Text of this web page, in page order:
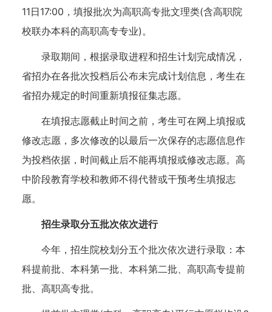
11日17:00，填报批次为高职高专批文理类(含高职院
校联办本科的高职高专专业)。
录取期间，根据录取进程和招生计划完成情况，
省招办在各批次投档后公布未完成计划信息，考生在
省招办规定的时间重新填报征集志愿。
在填报志愿截止时间之前，考生可在网上填报或
修改志愿，多次修改的以最后一次保存的志愿信息作
为投档依据，时间截止后不能再填报或修改志愿。高
中阶段教育学校和教师不得代替或干预考生填报志
愿。
招生录取分五批次依次进行
今年，招生院校划分五个批次依次进行录取：本
科提前批、本科第一批、本科第二批、高职高专提前
批、高职高专批。